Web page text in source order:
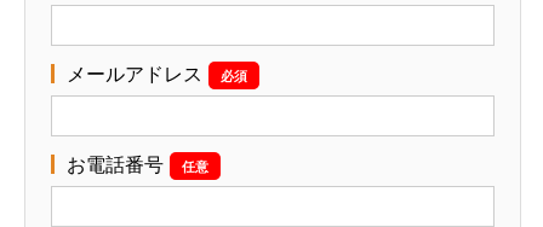
メールアドレス 必須
お電話番号 任意